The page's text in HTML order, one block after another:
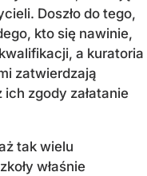
Doszło do tego,
kto się nawinie,
a kuratoria
zatwierdzają
zgody załatanie
tak wielu
właśnie